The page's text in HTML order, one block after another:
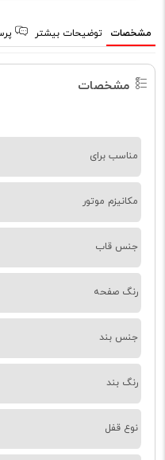
مشخصات توضیحات بیشتر
مشخصات
مناسب برای
مکانیزم موتور
جنس قاب
رنگ صفحه
جنس بند
رنگ بند
نوع قفل